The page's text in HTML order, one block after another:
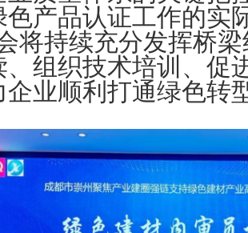
色产品认证工作的实
将持续充分发挥桥
、组织技术培训、促
业顺利打通绿色转